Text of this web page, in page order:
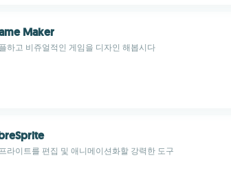
Maker
하고 비쥬얼적인 게임을 디자인 해봅시다
라이트를 편집 및 애니메이션화할 강력한 도구